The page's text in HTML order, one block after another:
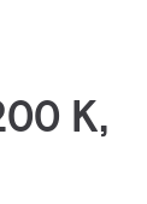
K,